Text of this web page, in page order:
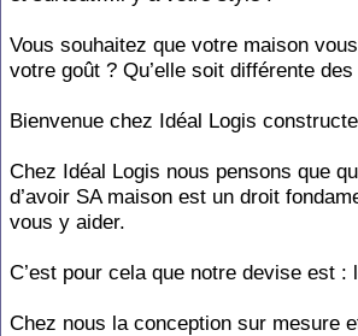
Vous souhaitez que votre maison
votre goût ? Qu’elle soit différente
Bienvenue chez Idéal Logis
Chez Idéal Logis nous pensons que
d’avoir SA maison est un droit
vous y aider.
C’est pour cela que notre devise est
Chez nous la conception sur mesure